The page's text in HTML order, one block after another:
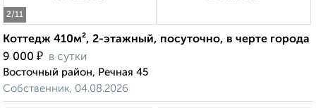
2/11
Коттедж 410м², 2-этажный, посуточно, в черте города
9 000 ₽ в сутки
Восточный район, Речная 45
Собственник, 04.08.2026